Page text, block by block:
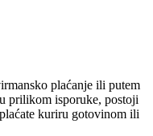
plaćanje ili putem
prilikom isporuke, postoji
kuriru gotovinom ili